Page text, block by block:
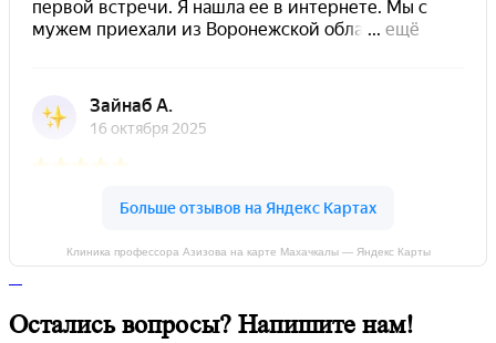
Клиника профессора Азизова на карте Махачкалы — Яндекс Карты
Остались вопросы? Напишите нам!